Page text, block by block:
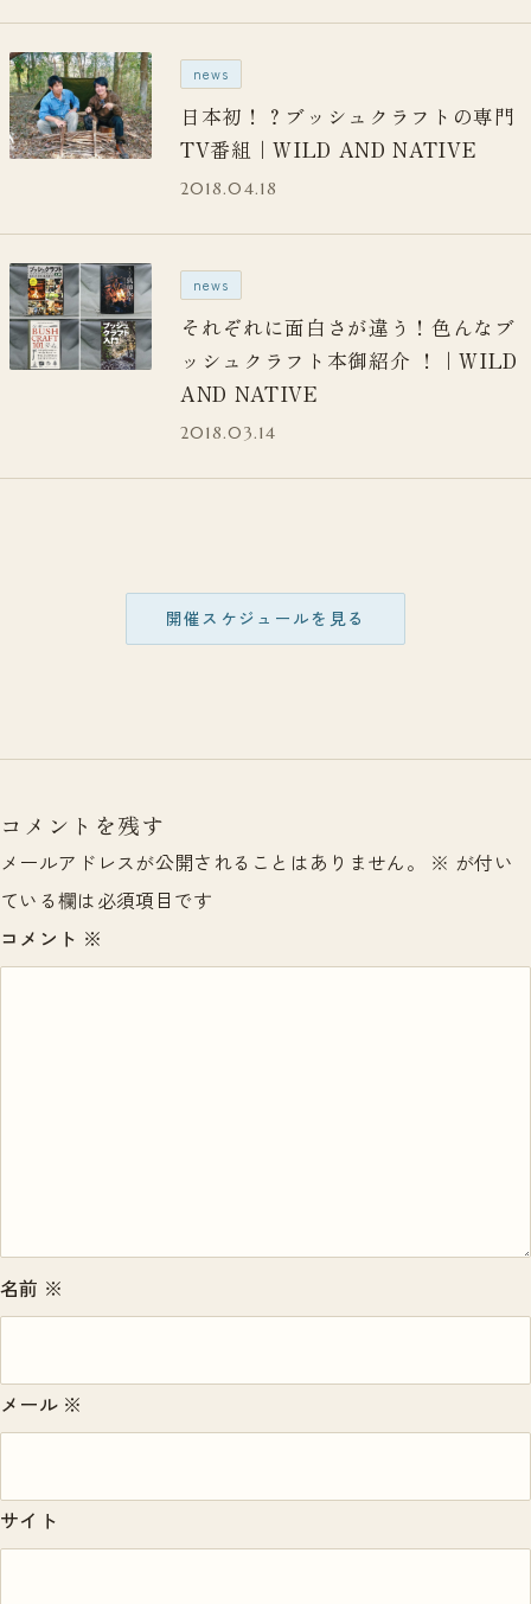
news
日本初！？ブッシュクラフトの専門
TV番組｜WILD AND NATIVE
2018.04.18
news
それぞれに面白さが違う！色んなブ
ッシュクラフト本御紹介 ！｜WILD
AND NATIVE
2018.03.14
開催スケジュールを見る
コメントを残す
メールアドレスが公開されることはありません。 ※ が付い
ている欄は必須項目です
コメント ※
名前 ※
メール ※
サイト